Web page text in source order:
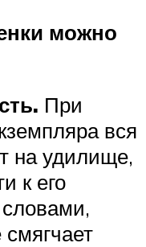
можно
При
вся
на удилище,
к его